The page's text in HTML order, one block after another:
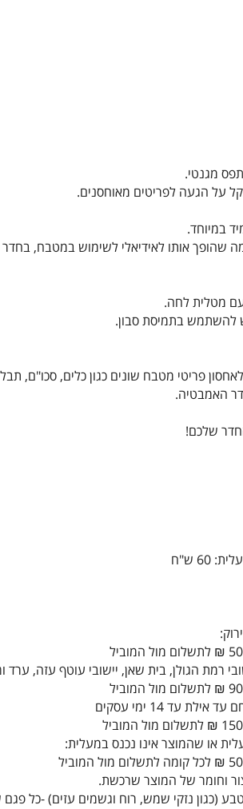
מגנטי.
על הגעה לפריטים מאוחסנים.
במיוחד.
שהופך אותו לאידיאלי לשימוש במטבח,
עם מטלית לחה.
להשתמש בתמיסת סבון.
פריטי מטבח שונים כגון כלים, סכו"ם,
האמבטיה.
שלכם!
ש"ח
רמת הגולן, בית שאן, יישובי עוטף עזה, ערד
עד 14 ימי עסקים
וחומר של המוצר שרכשת.
טבע (כגון נזקי שמש, רוח וגשמים עזים) -כל